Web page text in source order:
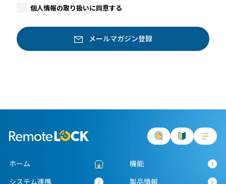
個人情報の取り扱いに同意する
ホーム
機能
システム連携
製品情報